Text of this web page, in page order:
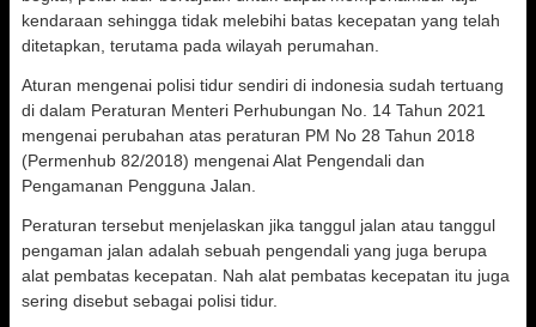
kendaraan sehingga tidak melebihi batas kecepatan yang telah
ditetapkan, terutama pada wilayah perumahan.
Aturan mengenai polisi tidur sendiri di indonesia sudah tertuang
di dalam Peraturan Menteri Perhubungan No. 14 Tahun 2021
mengenai perubahan atas peraturan PM No 28 Tahun 2018
(Permenhub 82/2018) mengenai Alat Pengendali dan
Pengamanan Pengguna Jalan.
Peraturan tersebut menjelaskan jika tanggul jalan atau tanggul
pengaman jalan adalah sebuah pengendali yang juga berupa
alat pembatas kecepatan. Nah alat pembatas kecepatan itu juga
sering disebut sebagai polisi tidur.